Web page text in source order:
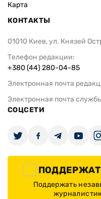
Карта
КОНТАКТЫ
01010 Киев, ул. Князей
Телефон редакции:
+380 (44) 280-04-85
Электронная почта
Электронная почта
СОЦСЕТИ
Поддержать